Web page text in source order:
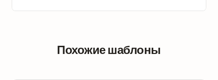
Похожие шаблоны